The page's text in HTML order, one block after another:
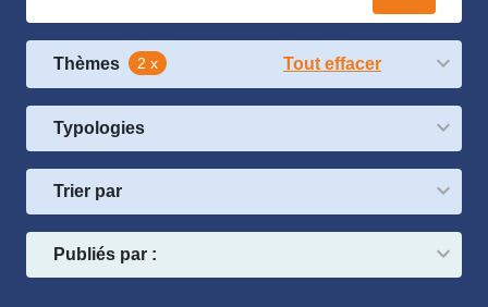
Thèmes 2 x Tout effacer
Typologies
Trier par
Publiés par :